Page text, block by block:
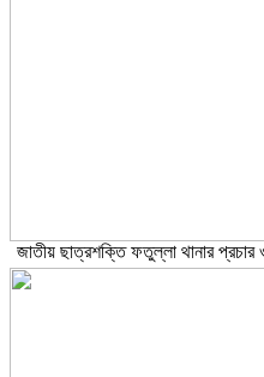
জাতীয় ছাত্রশক্তি ফতুল্লা থানার প্রচার